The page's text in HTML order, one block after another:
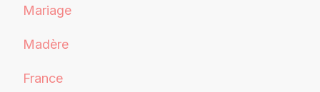
Mariage
Madère
France